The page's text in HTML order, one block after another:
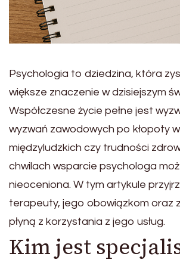
Psychologia to dziedzina, która
większe znaczenie w dzisiejszym
Współczesne życie pełne jest
wyzwań zawodowych po kłopoty
międzyludzkich czy trudności
chwilach wsparcie psychologa
nieoceniona. W tym artykule
terapeuty, jego obowiązkom oraz
płyną z korzystania z jego usług.
Kim jest